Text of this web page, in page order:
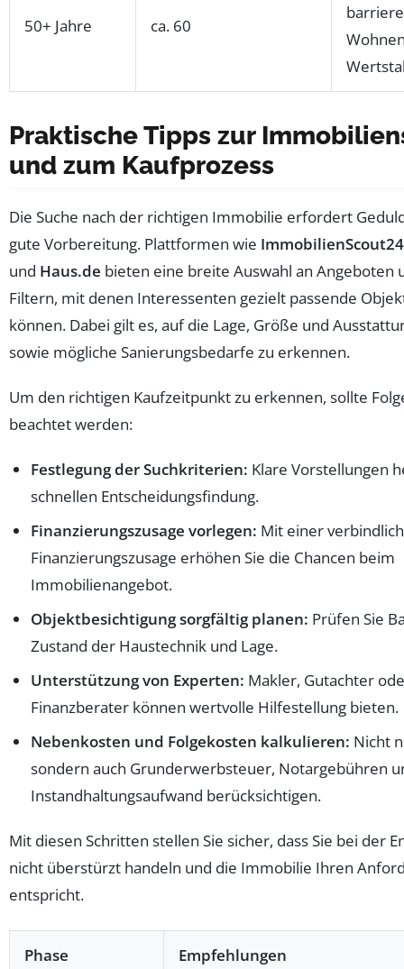
50+ Jahre ca. 60
Praktische Tipps zur
und zum Kaufprozess
Die Suche nach der richtigen Immobilie erfordert
gute Vorbereitung. Plattformen wie ImmobilienScout24
und Haus.de bieten eine breite Auswahl an Angeboten
Filtern, mit denen Interessenten gezielt passende
können. Dabei gilt es, auf die Lage, Größe und
sowie mögliche Sanierungsbedarfe zu erkennen.
Um den richtigen Kaufzeitpunkt zu erkennen, sollte
beachtet werden:
Festlegung der Suchkriterien: Klare Vorstellungen
schnellen Entscheidungsfindung.
Finanzierungszusage vorlegen: Mit einer
Finanzierungszusage erhöhen Sie die Chancen beim
Immobilienangebot.
Objektbesichtigung sorgfältig planen: Prüfen Sie
Zustand der Haustechnik und Lage.
Unterstützung von Experten: Makler, Gutachter
Finanzberater können wertvolle Hilfestellung bieten.
Nebenkosten und Folgekosten kalkulieren: Nicht
sondern auch Grunderwerbsteuer, Notargebühren
Instandhaltungsaufwand berücksichtigen.
Mit diesen Schritten stellen Sie sicher, dass Sie bei der
nicht überstürzt handeln und die Immobilie Ihren
entspricht.
Phase Empfehlungen